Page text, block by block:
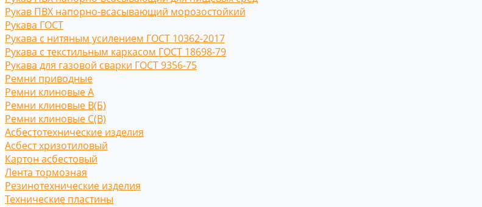
Рукав ПВХ напорно-всасывающий морозостойкий
Рукава ГОСТ
Рукава с нитяным усилением ГОСТ 10362-2017
Рукава с текстильным каркасом ГОСТ 18698-79
Рукава для газовой сварки ГОСТ 9356-75
Ремни приводные
Ремни клиновые A
Ремни клиновые В(Б)
Ремни клиновые С(B)
Асбестотехнические изделия
Асбест хризотиловый
Картон асбестовый
Лента тормозная
Резинотехнические изделия
Технические пластины